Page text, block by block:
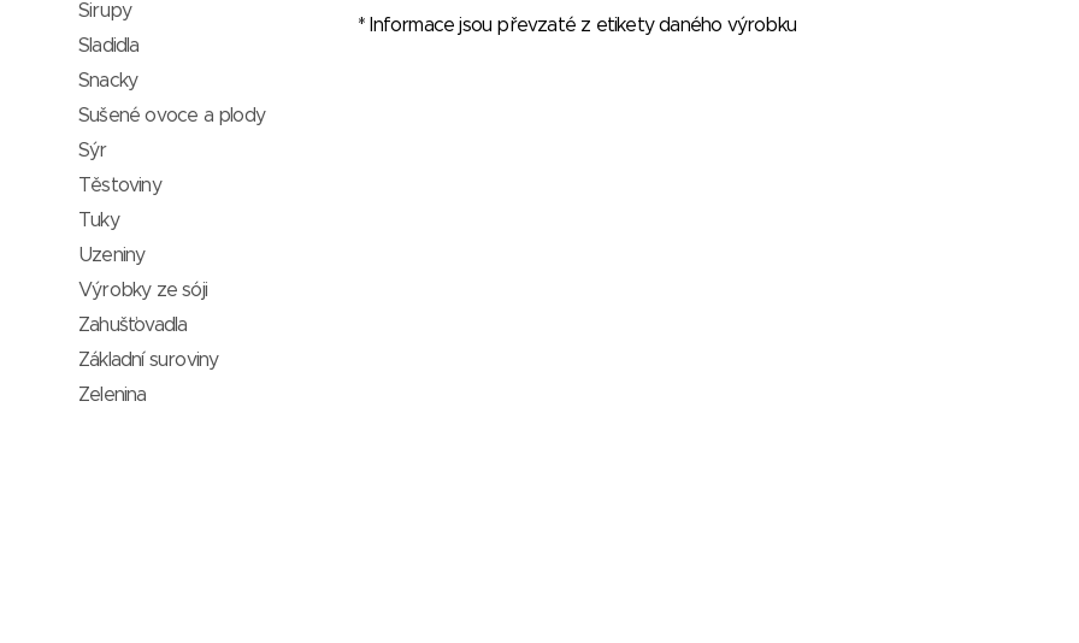
* Informace jsou převzaté z etikety daného výrobku
Sirupy
Sladidla
Snacky
Sušené ovoce a plody
Sýr
Těstoviny
Tuky
Uzeniny
Výrobky ze sóji
Zahušťovadla
Základní suroviny
Zelenina